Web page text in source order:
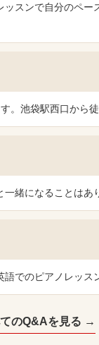
スンで自分のペ
。池袋駅西口から
緒になることはあ
でのピアノレッス
のQ&Aを見る →